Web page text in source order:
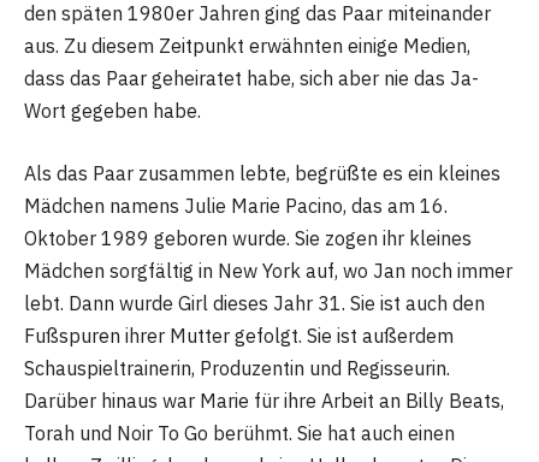
den späten 1980er Jahren ging das Paar miteinander
aus. Zu diesem Zeitpunkt erwähnten einige Medien,
dass das Paar geheiratet habe, sich aber nie das Ja-
Wort gegeben habe.
Als das Paar zusammen lebte, begrüßte es ein kleines
Mädchen namens Julie Marie Pacino, das am 16.
Oktober 1989 geboren wurde. Sie zogen ihr kleines
Mädchen sorgfältig in New York auf, wo Jan noch immer
lebt. Dann wurde Girl dieses Jahr 31. Sie ist auch den
Fußspuren ihrer Mutter gefolgt. Sie ist außerdem
Schauspieltrainerin, Produzentin und Regisseurin.
Darüber hinaus war Marie für ihre Arbeit an Billy Beats,
Torah und Noir To Go berühmt. Sie hat auch einen